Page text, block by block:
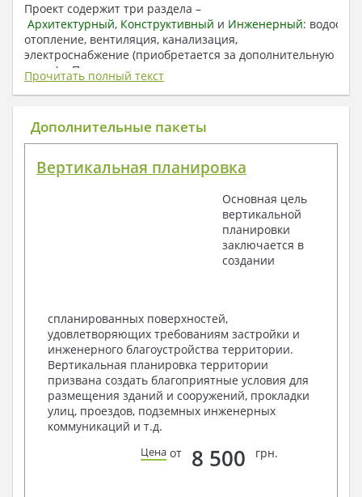
Проект содержит три раздела –
Архитектурный, Конструктивный и Инженерный:
отопление, вентиляция, канализация,
электроснабжение (приобретается за дополнительную
плату) + Пояснительная записка.
1. Архитектурный раздел:
Общие данные по проекту
Поэтажные маркировочные планы с
Разрезы и состав конструкций
Фасады с ведомостью внешних отделок
Элементы проемов – спецификация
Ведомость перемычек – сечения и
Архитектурные узлы в конструкциях
2. Конструктивный раздел:
Общие данные по проекту
Схемы расположения и расчеты фундаментов
Элементы каркаса – схемы расположения
Схема расположения перекрытий
Опоры перекрытия на стены или Узлы
Элементы кровли – схемы расположения
Прочитать полный текст
Дополнительные пакеты
Вертикальная планировка
Основная цель
вертикальной
планировки
заключается в
создании
спланированных поверхностей,
удовлетворяющих требованиям застройки и
инженерного благоустройства территории.
Вертикальная планировка территории
призвана создать благоприятные условия для
размещения зданий и сооружений, прокладки
улиц, проездов, подземных инженерных
коммуникаций и т.д.
Цена от 8 500 грн.